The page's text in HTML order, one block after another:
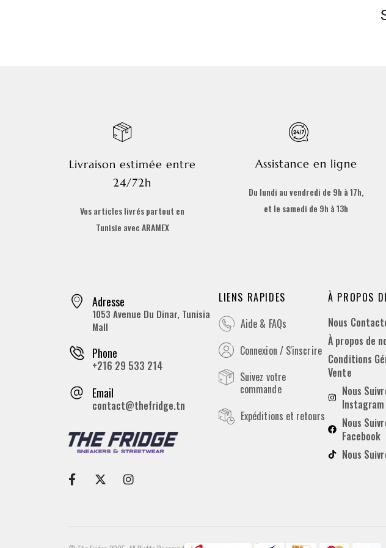
Livraison estimée entre
24/72h
Vos articles livrés partout en
Tunisie avec ARAMEX
Assistance en ligne
Du lundi au vendredi de 9h à 17h,
et le samedi de 9h à 13h
Adresse
1053 Avenue Du Dinar, Tunisia
Mall
Phone
+216 29 533 214
Email
contact@thefridge.tn
LIENS RAPIDES
Aide & FAQs
Connexion / S'inscrire
Suivez votre
commande
Expéditions et retours
À PROPOS
Nous
À propos de
Conditions
Vente
Nous
Instagram
Nous
Facebook
Nous